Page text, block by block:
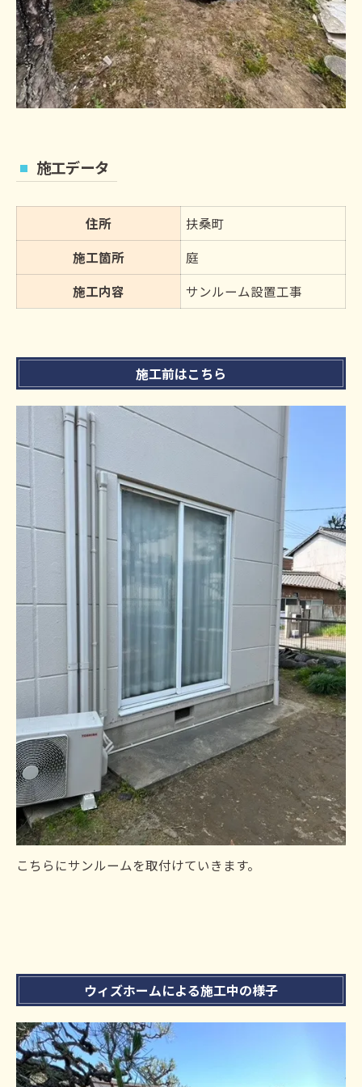
施工データ
住所
扶桑町
施工箇所
庭
施工内容
サンルーム設置工事
施工前はこちら
こちらにサンルームを取付けていきます。
ウィズホームによる施工中の様子